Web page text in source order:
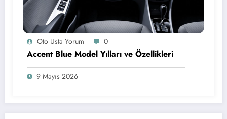
Oto Usta Yorum 0
Accent Blue Model Yılları ve Özellikleri
9 Mayıs 2026